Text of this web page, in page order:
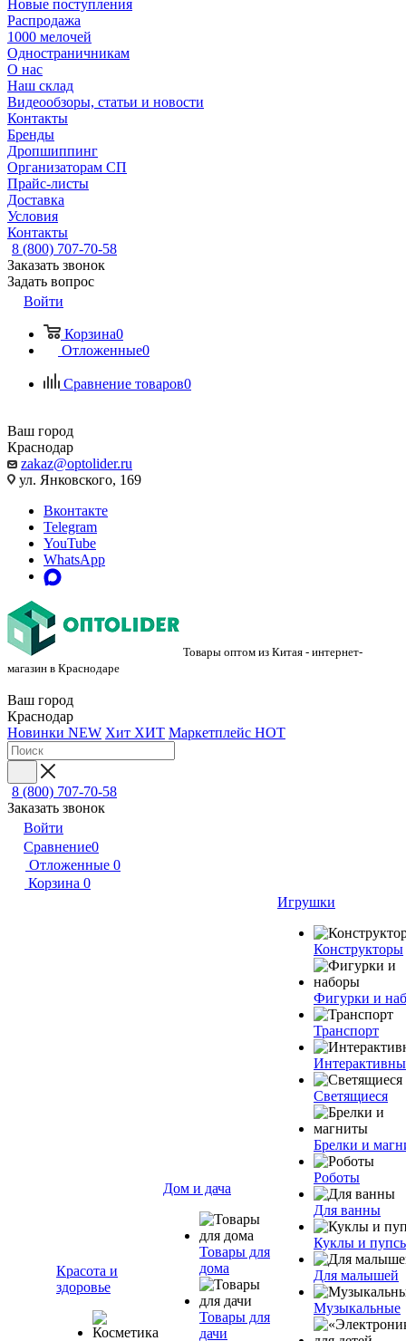
Новые поступления
Распродажа
1000 мелочей
Одностраничникам
О нас
Наш склад
Видеообзоры, статьи и новости
Контакты
Бренды
Дропшиппинг
Организаторам СП
Прайс-листы
Доставка
Условия
Контакты
8 (800) 707-70-58
Заказать звонок
Задать вопрос
Войти
Корзина0
Отложенные0
Сравнение товаров0
Ваш город
Краснодар
zakaz@optolider.ru
ул. Янковского, 169
Вконтакте
Telegram
YouTube
WhatsApp
Товары оптом из Китая - интернет-
магазин в Краснодаре
Ваш город
Краснодар
Новинки NEW Хит ХИТ Маркетплейс HOT
8 (800) 707-70-58
Заказать звонок
Войти
Сравнение0
Отложенные 0
Корзина 0
Красота и
здоровье
Дом и дача
Товары для
дома
Товары для
дачи
Игрушки
Конструкторы
Фигурки и
Транспорт
Светящиеся
Брелки и
Роботы
Для ванны
Куклы и
Для малышей
Музыкальные